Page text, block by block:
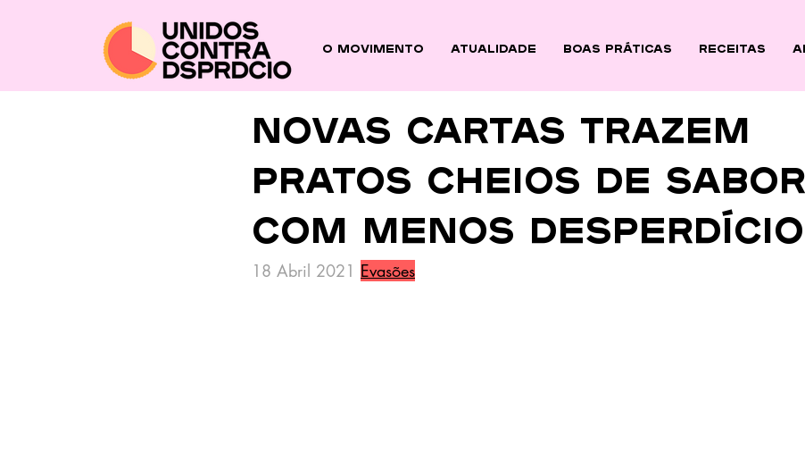
O Movimento ATUALIDADE BOAS PRÁTICAS Receitas
Novas cartas trazem
pratos cheios de
com menos desperdício
18 Abril 2021 Evasões